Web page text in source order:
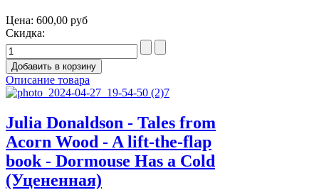
Цена: 600,00 руб
Скидка:
Описание товара
Julia Donaldson - Tales from
Acorn Wood - A lift-the-flap
book - Dormouse Has a Cold
(Уцененная)